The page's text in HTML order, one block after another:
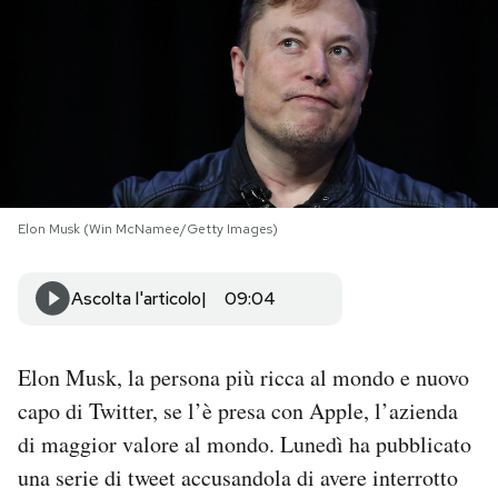
SHOP
CALENDARIO
AREA PERSONALE
Newsletter
Notifiche mobile
Elon Musk (Win McNamee/Getty Images)
Ascolta l'articolo 09:04
Elon Musk, la persona più ricca al mondo e nuovo
capo di Twitter, se l’è presa con Apple, l’azienda
di maggior valore al mondo. Lunedì ha pubblicato
una serie di tweet accusandola di avere interrotto